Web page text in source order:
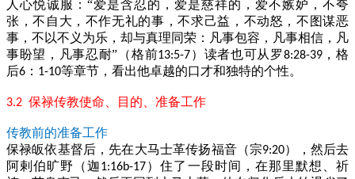
人心悦诚服：“爱是含忍的，爱是慈祥的，爱不嫉妒，不夸
张，不自大，不作无礼的事，不求己益，不动怒，不图谋恶
事，不以不义为乐，却与真理同荣：凡事包容，凡事相信，凡
事盼望，凡事忍耐”（格前13:5-7）读者也可从罗8:28-39，格
后6 ： 1-10等章节，看出他卓越的口才和独特的个性。
3.2 保禄传教使命、目的、准备工作
传教前的准备工作
保禄皈依基督后，先在大马士革传扬福音（宗9:20），然后去
阿剌伯旷野（迦1:16b-17）住了一段时间，在那里默想、祈